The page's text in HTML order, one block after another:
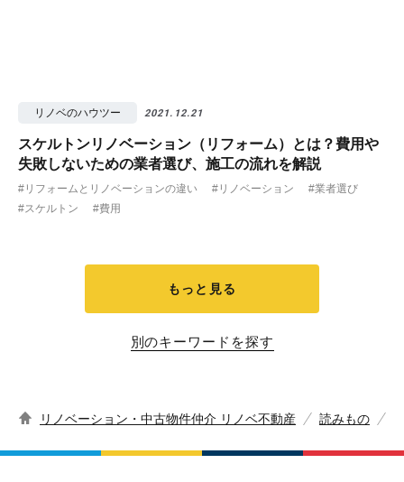
リノベのハウツー 2021.12.21
スケルトンリノベーション（リフォーム）とは？費用や
失敗しないための業者選び、施工の流れを解説
#リフォームとリノベーションの違い #リノベーション
#業者選び
#スケルトン
#費用
もっと見る
別のキーワードを探す
リノベーション・中古物件仲介 リノベ不動産 読みもの